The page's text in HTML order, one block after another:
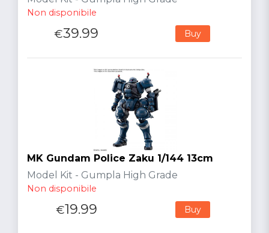
Non disponibile
€39.99 Buy
MK Gundam Police Zaku 1/144 13cm
Model Kit - Gumpla High Grade
Non disponibile
€19.99 Buy